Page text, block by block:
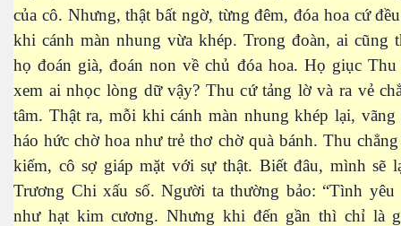
của cô. Nhưng, thật bất ngờ, từng đêm, đóa hoa cứ
khi cánh màn nhung vừa khép. Trong đoàn, ai cũng
họ đoán già, đoán non về chủ đóa hoa. Họ giục
xem ai nhọc lòng dữ vậy? Thu cứ tảng lờ và ra vẻ
tâm. Thật ra, mỗi khi cánh màn nhung khép lại, vãng
háo hức chờ hoa như trẻ thơ chờ quà bánh. Thu
kiếm, cô sợ giáp mặt với sự thật. Biết đâu, mình sẽ
Trương Chi xấu số. Người ta thường bảo: “Tình yêu
như hạt kim cương. Nhưng khi đến gần thì chỉ là